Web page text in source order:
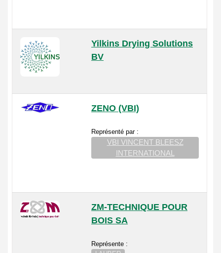
Yilkins Drying Solutions
BV
ZENO (VBI)
Représenté par :
VBI VINCENT BLEESZ
INTERNATIONAL
ZM-TECHNIQUE POUR
BOIS SA
Représente :